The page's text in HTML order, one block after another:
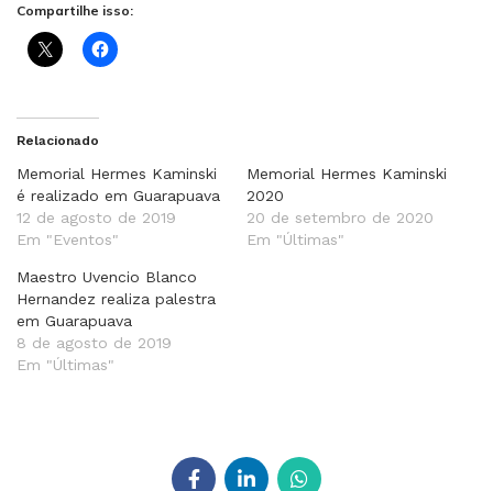
Compartilhe isso:
Relacionado
Memorial Hermes Kaminski
é realizado em Guarapuava
12 de agosto de 2019
Em "Eventos"
Memorial Hermes Kaminski
2020
20 de setembro de 2020
Em "Últimas"
Maestro Uvencio Blanco
Hernandez realiza palestra
em Guarapuava
8 de agosto de 2019
Em "Últimas"